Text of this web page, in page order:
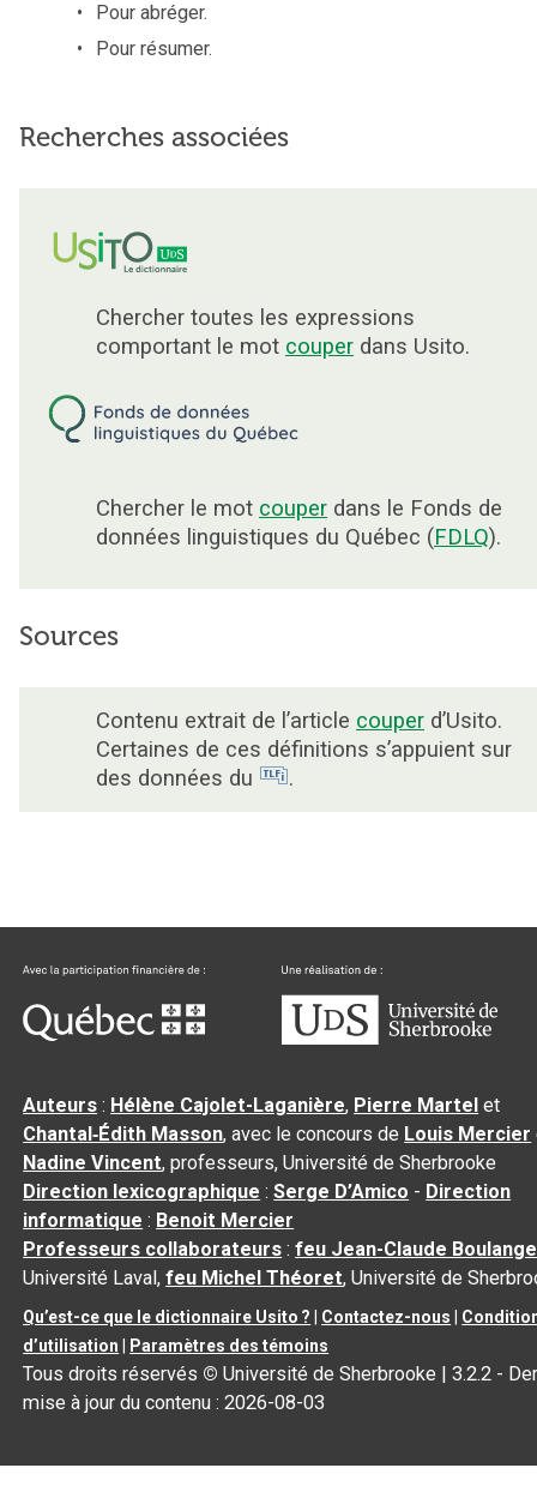
Pour abréger.
Pour résumer.
Recherches associées
Chercher toutes les expressions
comportant le mot couper dans Usito.
Chercher le mot couper dans le Fonds de
données linguistiques du Québec (FDLQ).
Sources
Contenu extrait de l’article couper d’Usito.
Certaines de ces définitions s’appuient sur
des données du
.
Auteurs : Hélène Cajolet-Laganière, Pierre Martel et
Chantal‑Édith Masson, avec le concours de Louis Mercier
Nadine Vincent, professeurs, Université de Sherbrooke
Direction lexicographique :Serge D’Amico - Direction
informatique : Benoit Mercier
Professeurs collaborateurs :feu Jean-Claude
Université Laval,feu Michel Théoret, Université de
Qu’est-ce que le dictionnaire Usito ? Contactez-nous
d’utilisation
Paramètres des témoins
Tous droits réservés © Université de Sherbrooke |3.2.2 -
mise à jour du contenu :2026-08-03